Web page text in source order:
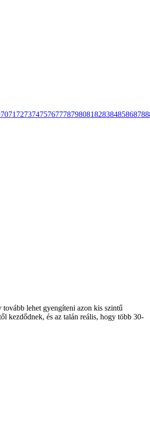
7071 7273747576777879808182838485868788
lehet gyengíteni azon kis szintű
kezdődnek, és az talán reális, hogy több 30-